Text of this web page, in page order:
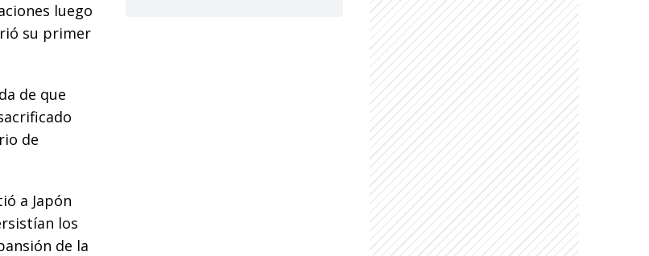
luego
su primer
de que
de
a Japón
los
de la